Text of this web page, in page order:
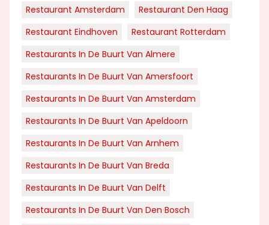
Restaurant Amsterdam
Restaurant Den Haag
Restaurant Eindhoven
Restaurant Rotterdam
Restaurants In De Buurt Van Almere
Restaurants In De Buurt Van Amersfoort
Restaurants In De Buurt Van Amsterdam
Restaurants In De Buurt Van Apeldoorn
Restaurants In De Buurt Van Arnhem
Restaurants In De Buurt Van Breda
Restaurants In De Buurt Van Delft
Restaurants In De Buurt Van Den Bosch